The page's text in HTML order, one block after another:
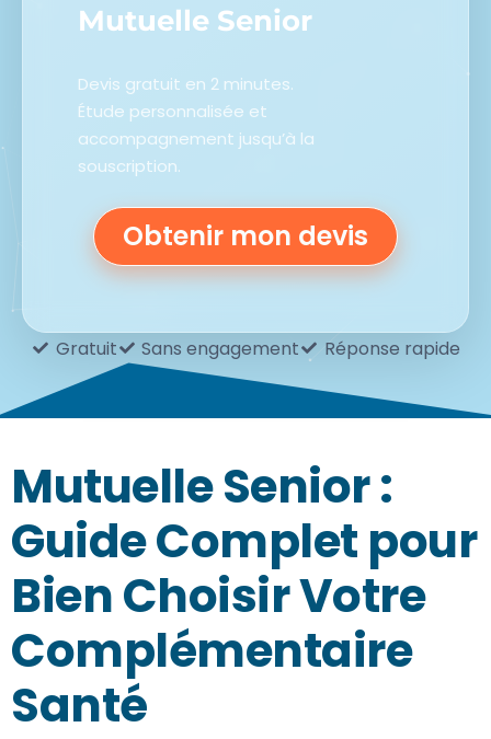
Mutuelle Senior
Devis gratuit en 2 minutes.
Étude personnalisée et
accompagnement jusqu’à la
souscription.
Obtenir mon devis
Gratuit Sans engagement Réponse rapide
Mutuelle Senior :
Guide Complet pour
Bien Choisir Votre
Complémentaire
Santé